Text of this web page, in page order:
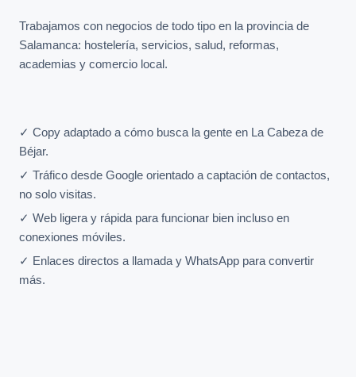
Trabajamos con negocios de todo tipo en la provincia de
Salamanca: hostelería, servicios, salud, reformas,
academias y comercio local.
✓ Copy adaptado a cómo busca la gente en La Cabeza de
Béjar.
✓ Tráfico desde Google orientado a captación de contactos,
no solo visitas.
✓ Web ligera y rápida para funcionar bien incluso en
conexiones móviles.
✓ Enlaces directos a llamada y WhatsApp para convertir
más.